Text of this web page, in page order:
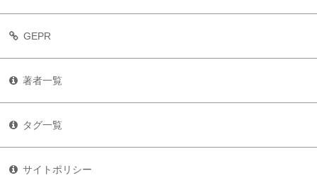
GEPR
著者一覧
タグ一覧
サイトポリシー